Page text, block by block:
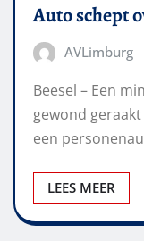
Auto schept
AVLimburg
Beesel – Een
gewond
een
LEES MEER